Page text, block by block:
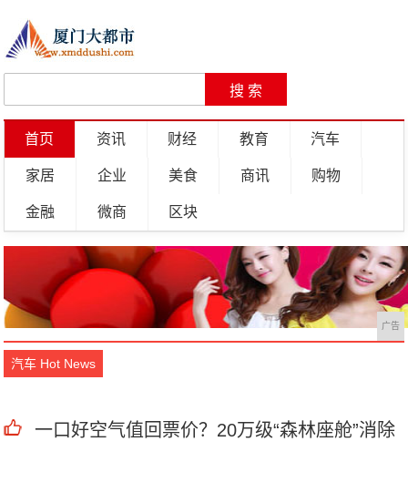
首页 资讯 财经 教育 汽车
家居 企业 美食 商讯 购物
金融 微商 区块
广告
汽车 Hot News
一口好空气值回票价？20万级“森林座舱”消除